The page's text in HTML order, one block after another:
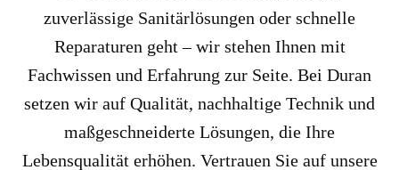
zuverlässige Sanitärlösungen oder schnelle
Reparaturen geht – wir stehen Ihnen mit
Fachwissen und Erfahrung zur Seite. Bei Duran
setzen wir auf Qualität, nachhaltige Technik und
maßgeschneiderte Lösungen, die Ihre
Lebensqualität erhöhen. Vertrauen Sie auf unsere